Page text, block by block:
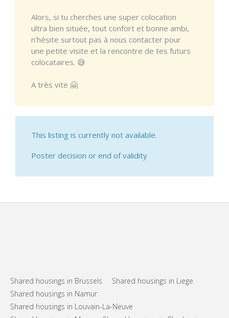
Alors, si tu cherches une super colocation
ultra bien située, tout confort et bonne ambi,
n'hésite surtout pas à nous contacter pour
une petite visite et la rencontre de tes futurs
colocataires. 😅
A très vite 🤗
This listing is currently not available.
Poster decision or end of validity
Shared housings in Brussels
Shared housings in Liege
Shared housings in Namur
Shared housings in Louvain-La-Neuve